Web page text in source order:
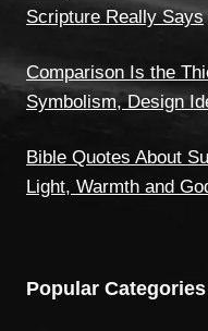
Scripture Really Says
Comparison Is the
Symbolism, Design
Bible Quotes About
Light, Warmth and
Popular Categories